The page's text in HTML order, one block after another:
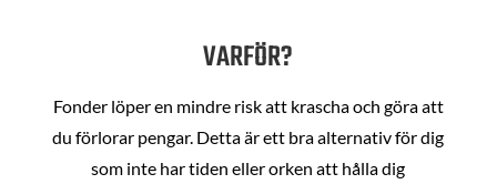
VARFÖR?
Fonder löper en mindre risk att krascha och göra att
du förlorar pengar. Detta är ett bra alternativ för dig
som inte har tiden eller orken att hålla dig